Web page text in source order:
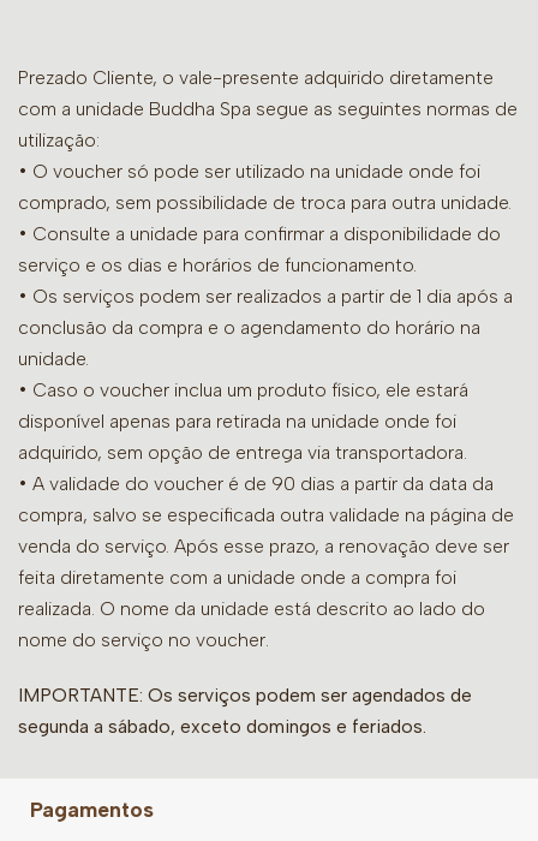
Prezado Cliente, o vale-presente adquirido diretamente
com a unidade Buddha Spa segue as seguintes normas de
utilização:
• O voucher só pode ser utilizado na unidade onde foi
comprado, sem possibilidade de troca para outra unidade.
• Consulte a unidade para confirmar a disponibilidade do
serviço e os dias e horários de funcionamento.
• Os serviços podem ser realizados a partir de 1 dia após a
conclusão da compra e o agendamento do horário na
unidade.
• Caso o voucher inclua um produto físico, ele estará
disponível apenas para retirada na unidade onde foi
adquirido, sem opção de entrega via transportadora.
• A validade do voucher é de 90 dias a partir da data da
compra, salvo se especificada outra validade na página de
venda do serviço. Após esse prazo, a renovação deve ser
feita diretamente com a unidade onde a compra foi
realizada. O nome da unidade está descrito ao lado do
nome do serviço no voucher.
IMPORTANTE: Os serviços podem ser agendados de
segunda a sábado, exceto domingos e feriados.
Pagamentos